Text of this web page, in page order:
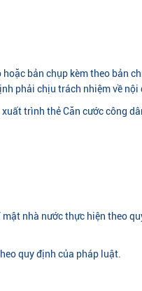
bản chụp kèm theo bản
phải chịu trách nhiệm về nội
trình thẻ Căn cước công
nhà nước thực hiện theo
quy định của pháp luật.